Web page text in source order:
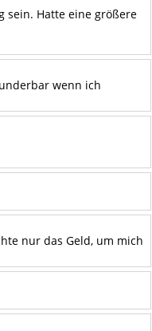
sein. Hatte eine größere
wenn ich
nur das Geld, um mich